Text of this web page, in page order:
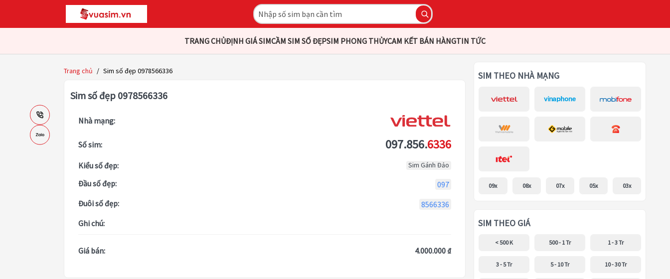
TRANG CHỦĐỊNH GIÁ SIMCẦM SIM SỐ ĐẸPSIM PHONG THỦYCAM KẾT BÁN HÀNGTIN TỨC
Trang chủ / Sim số đẹp 0978566336
Sim số đẹp 0978566336
Nhà mạng:
Số sim: 097.856.6336
Kiểu số đẹp: Sim Gánh Đảo
Đầu số đẹp:
097
Đuôi số đẹp:
8566336
Ghi chú:
Giá bán: 4.000.000 ₫
SIM THEO NHÀ MẠNG
09x 08x 07x 05x 03x
SIM THEO GIÁ
< 500 K 500 - 1 Tr 1 - 3 Tr
3 - 5 Tr 5 - 10 Tr 10 - 30 Tr